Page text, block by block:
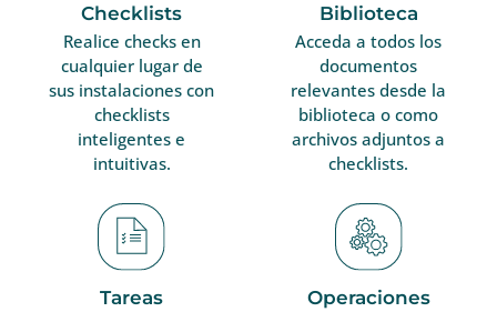
Checklists
Realice checks en
cualquier lugar de
sus instalaciones con
checklists
inteligentes e
intuitivas.
Tareas
Biblioteca
Acceda a todos los
documentos
relevantes desde la
biblioteca o como
archivos adjuntos a
checklists.
Operaciones